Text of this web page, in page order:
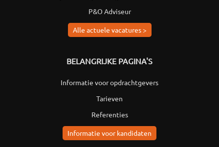
P&O Adviseur
Alle actuele vacatures >
BELANGRIJKE PAGINA'S
Informatie voor opdrachtgevers
Tarieven
Referenties
Informatie voor kandidaten